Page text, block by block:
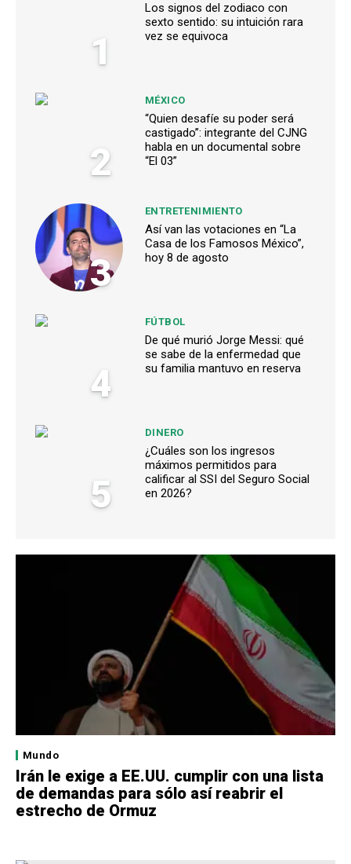
1
Los signos del zodiaco con
sexto sentido: su intuición rara
vez se equivoca
2
MÉXICO
“Quien desafíe su poder será
castigado”: integrante del CJNG
habla en un documental sobre
“El 03”
3
ENTRETENIMIENTO
Así van las votaciones en “La
Casa de los Famosos México”,
hoy 8 de agosto
4
FÚTBOL
De qué murió Jorge Messi: qué
se sabe de la enfermedad que
su familia mantuvo en reserva
5
DINERO
¿Cuáles son los ingresos
máximos permitidos para
calificar al SSI del Seguro Social
en 2026?
Mundo
Irán le exige a EE.UU. cumplir con una lista
de demandas para sólo así reabrir el
estrecho de Ormuz